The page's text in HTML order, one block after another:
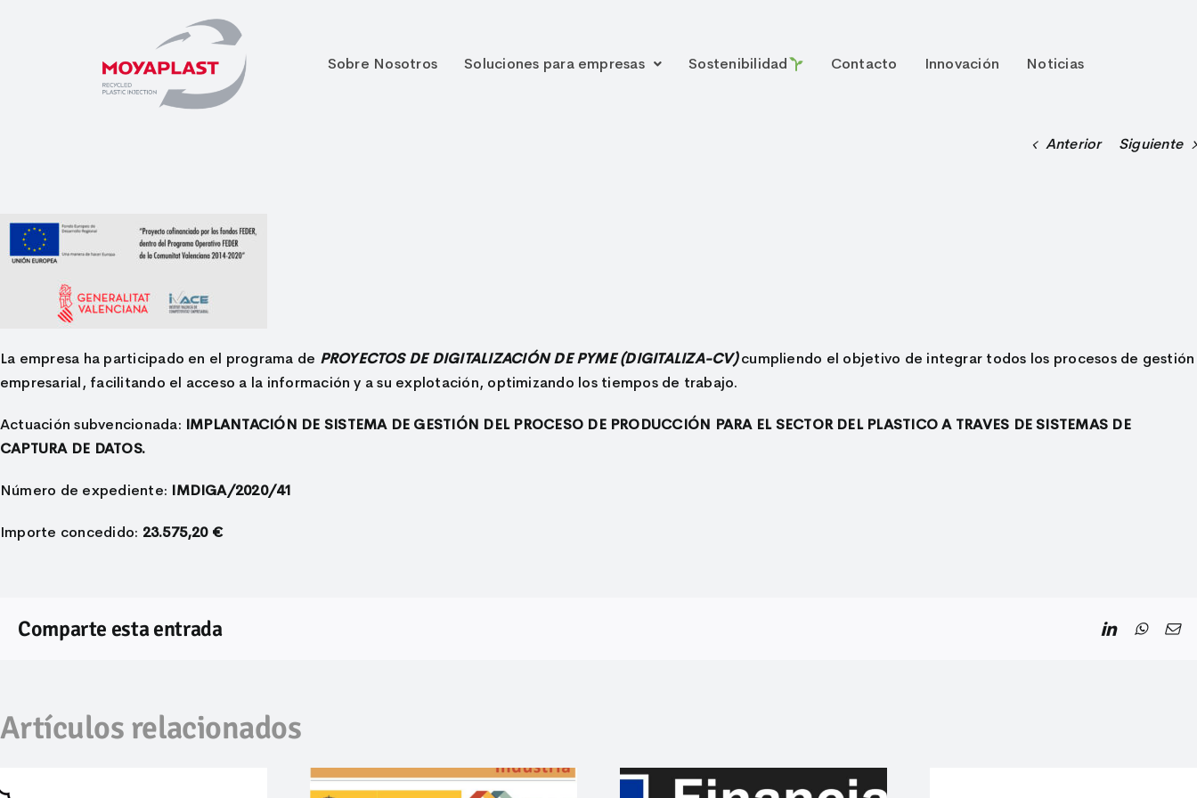
Sobre Nosotros Soluciones para empresas Sostenibilidad Contacto Innovación Noticias
Anterior Siguiente
La empresa ha participado en el programa de PROYECTOS DE DIGITALIZACIÓN DE PYME (DIGITALIZA-CV)cumpliendo el objetivo de integrar todos los procesos de gestión
empresarial, facilitando el acceso a la información y a su explotación, optimizando los tiempos de trabajo.
Actuación subvencionada: IMPLANTACIÓN DE SISTEMA DE GESTIÓN DEL PROCESO DE PRODUCCIÓN PARA EL SECTOR DEL PLASTICO A TRAVES DE SISTEMAS DE
CAPTURA DE DATOS.
Número de expediente: IMDIGA/2020/41
Importe concedido: 23.575,20 €
Comparte esta entrada
Artículos relacionados